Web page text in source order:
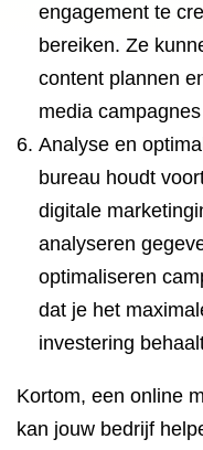
engagement te
bereiken. Ze
content plannen
media
Analyse en
bureau houdt
digitale
analyseren
optimaliseren
dat je het
investering
Kortom, een online
kan jouw bedrijf